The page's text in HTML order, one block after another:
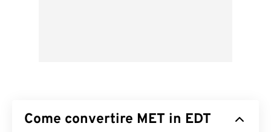
Come convertire MET in EDT